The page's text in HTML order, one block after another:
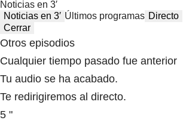
Noticias en 3′
Noticias en 3′ Últimos programas Directo
Cerrar
Otros episodios
Cualquier tiempo pasado fue anterior
Tu audio se ha acabado.
Te redirigiremos al directo.
5 "